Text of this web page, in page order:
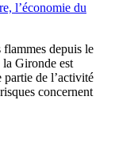
l’économie du
flammes depuis le
Gironde est
partie de l’activité
concernent